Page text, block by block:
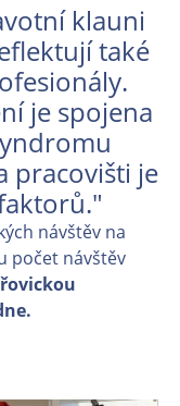
klauni
také
je spojena
pracovišti je
návštěv na
počet návštěv